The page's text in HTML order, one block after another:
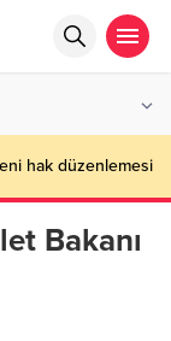
hak düzenlemesi
Bakanı